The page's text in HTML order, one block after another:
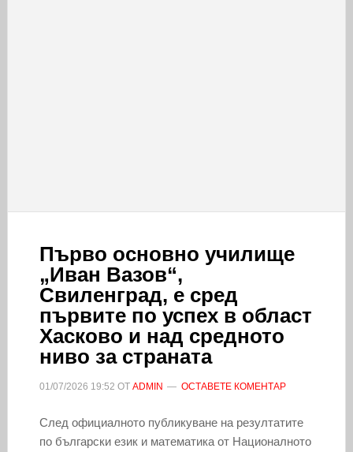
Първо основно училище
„Иван Вазов“,
Свиленград, е сред
първите по успех в област
Хасково и над средното
ниво за страната
01/07/2026 19:52 ОТ ADMIN ОСТАВЕТЕ КОМЕНТАР
След официалното публикуване на резултатите
по български език и математика от Националното